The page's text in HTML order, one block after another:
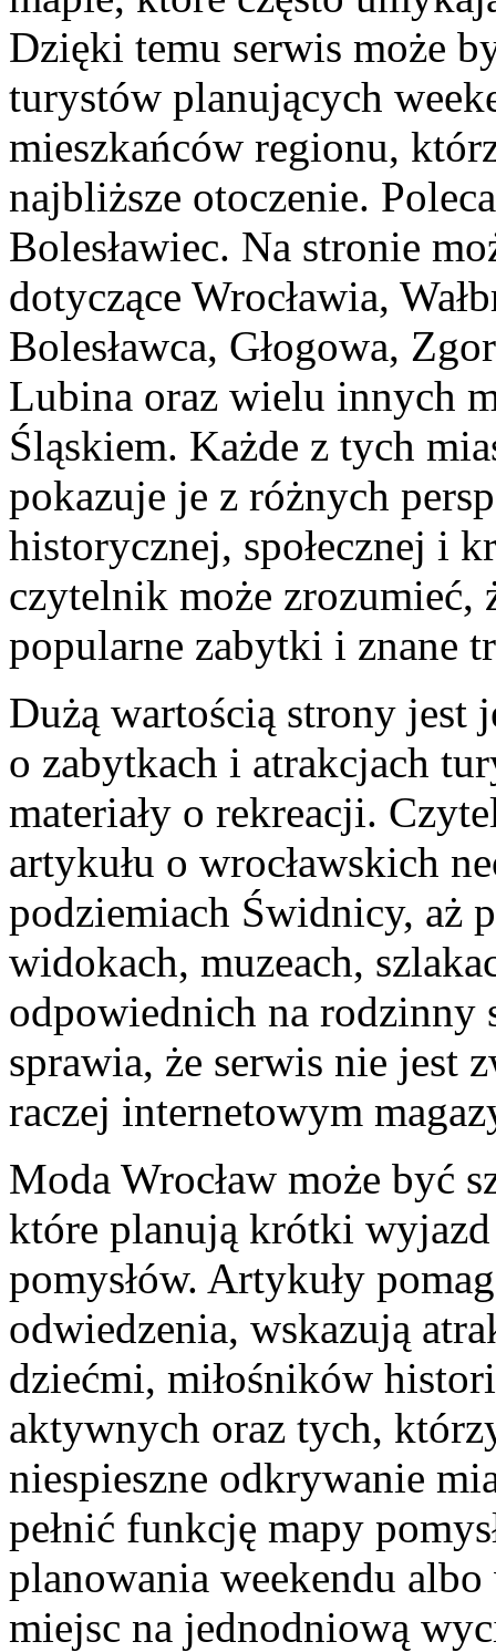
Dzięki temu serwis może
turystów planujących
mieszkańców regionu,
najbliższe otoczenie.
Bolesławiec. Na stronie
dotyczące Wrocławia,
Bolesławca, Głogowa,
Lubina oraz wielu innych
Śląskiem. Każde z tych
pokazuje je z różnych
historycznej, społecznej i
czytelnik może
popularne zabytki i znane
Dużą wartością strony jest
o zabytkach i atrakcjach
materiały o rekreacji.
artykułu o wrocławskich
podziemiach Świdnicy, aż
widokach, muzeach,
odpowiednich na rodzinny
sprawia, że serwis nie jest
raczej internetowym
Moda Wrocław może być
które planują krótki
pomysłów. Artykuły
odwiedzenia, wskazują
dziećmi, miłośników
aktywnych oraz tych,
niespieszne odkrywanie
pełnić funkcję mapy
planowania weekendu
miejsc na jednodniową